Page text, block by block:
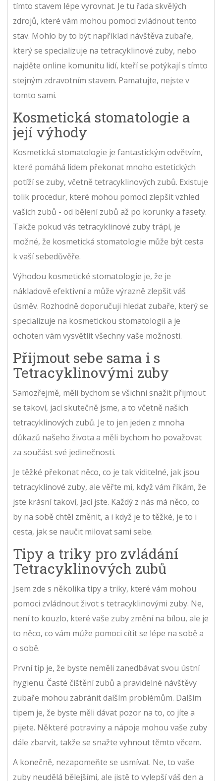
tímto stavem lépe vyrovnat. Je tu řada skvělých
zdrojů, které vám mohou pomoci zvládnout tento
stav. Mohlo by to být například návštěva zubaře,
který se specializuje na tetracyklinové zuby, nebo
najděte online komunitu lidí, kteří se potýkají s tímto
stejným zdravotním stavem. Pamatujte, nejste v
tomto sami.
Kosmetická stomatologie a
její výhody
Kosmetická stomatologie je fantastickým odvětvím,
které pomáhá lidem překonat mnoho estetických
potíží se zuby, včetně tetracyklinových zubů. Existuje
tolik procedur, které mohou pomoci zlepšit vzhled
vašich zubů - od bělení zubů až po korunky a fasety.
Takže pokud vás tetracyklinové zuby trápí, je
možné, že kosmetická stomatologie může být cesta
k vaší sebedůvěře.
Výhodou kosmetické stomatologie je, že je
nákladově efektivní a může výrazně zlepšit váš
úsměv. Rozhodně doporučuji hledat zubaře, který se
specializuje na kosmetickou stomatologii a je
ochoten vám vysvětlit všechny vaše možnosti.
Přijmout sebe sama i s
Tetracyklinovými zuby
Samozřejmě, měli bychom se všichni snažit přijmout
se takoví, jací skutečně jsme, a to včetně našich
tetracyklinových zubů. Je to jen jeden z mnoha
důkazů našeho života a měli bychom ho považovat
za součást své jedinečnosti.
Je těžké překonat něco, co je tak viditelné, jak jsou
tetracyklinové zuby, ale věřte mi, když vám říkám, že
jste krásní takoví, jací jste. Každý z nás má něco, co
by na sobě chtěl změnit, a i když je to těžké, je to i
cesta, jak se naučit milovat sami sebe.
Tipy a triky pro zvládání
Tetracyklinových zubů
Jsem zde s několika tipy a triky, které vám mohou
pomoci zvládnout život s tetracyklinovými zuby. Ne,
není to kouzlo, které vaše zuby změní na bílou, ale je
to něco, co vám může pomoci cítit se lépe na sobě a
o sobě.
První tip je, že byste neměli zanedbávat svou ústní
hygienu. Časté čištění zubů a pravidelné návštěvy
zubaře mohou zabránit dalším problémům. Dalším
tipem je, že byste měli dávat pozor na to, co jíte a
pijete. Některé potraviny a nápoje mohou vaše zuby
dále zbarvit, takže se snažte vyhnout těmto věcem.
A konečně, nezapomeňte se usmívat. Ne, to vaše
zuby neudělá bělejšími, ale jistě to vylepší váš den a